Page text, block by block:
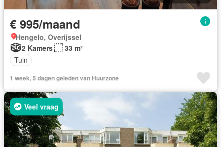
€ 995/maand
Hengelo, Overijssel
2 Kamers
33 m²
Tuin
1 week, 5 dagen geleden van Huurzone
Veel vraag